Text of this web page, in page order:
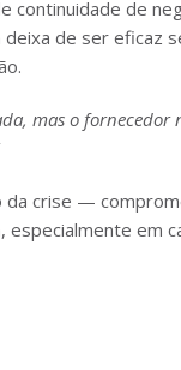
continuidade de
de ser eficaz
mas o
crise —
em